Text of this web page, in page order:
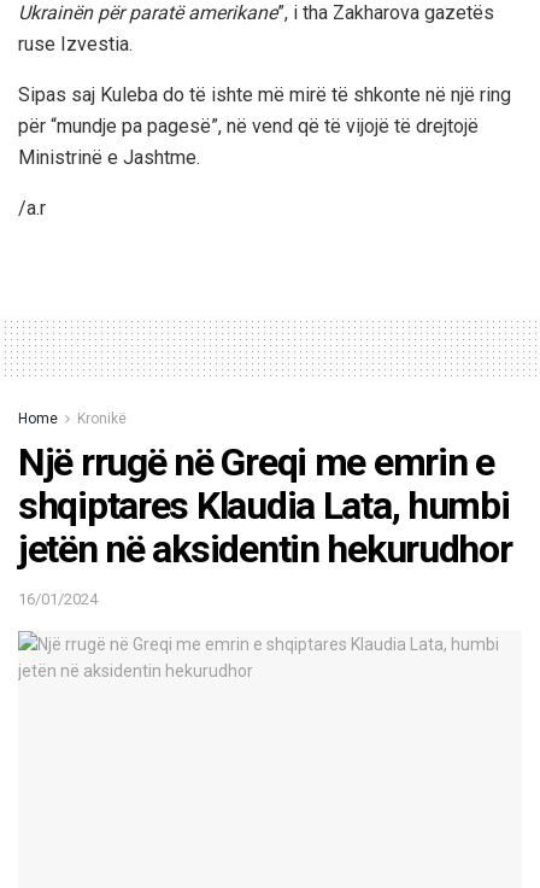
Ukrainën për paratë amerikane”, i tha Zakharova gazetës
ruse Izvestia.
Sipas saj Kuleba do të ishte më mirë të shkonte në një ring
për “mundje pa pagesë”, në vend që të vijojë të drejtojë
Ministrinë e Jashtme.
/a.r
Home Kronikë
Një rrugë në Greqi me emrin e
shqiptares Klaudia Lata, humbi
jetën në aksidentin hekurudhor
16/01/2024